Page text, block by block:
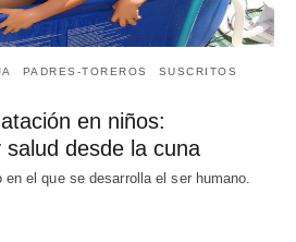
PADRES-TOREROS SUSCRITOS
en niños:
desde la cuna
el que se desarrolla el ser humano.